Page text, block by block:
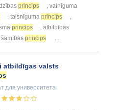
princips
, vainīguma
, taisnīguma princips
princips
, atbildības
princips
atbildīgas valsts
для университета